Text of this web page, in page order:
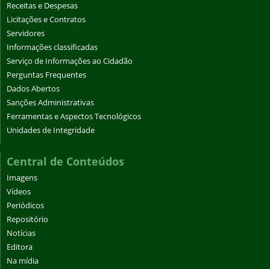
Receitas e Despesas
Licitações e Contratos
Servidores
Informações classificadas
Serviço de Informações ao Cidadão
Perguntas Frequentes
Dados Abertos
Sanções Administrativas
Ferramentas e Aspectos Tecnológicos
Unidades de Integridade
Central de Conteúdos
Imagens
Vídeos
Periódicos
Repositório
Notícias
Editora
Na mídia